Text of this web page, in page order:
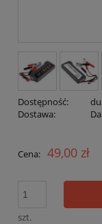
Dostępność:
Dostawa:
Cena nie
Cena: 49,00 zł
szt.